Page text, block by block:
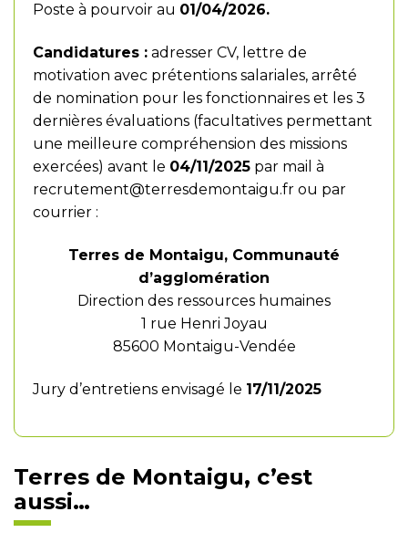
Poste à pourvoir au 01/04/2026.
Candidatures : adresser CV, lettre de
motivation avec prétentions salariales, arrêté
de nomination pour les fonctionnaires et les 3
dernières évaluations (facultatives permettant
une meilleure compréhension des missions
exercées) avant le 04/11/2025 par mail à
recrutement@terresdemontaigu.fr ou par
courrier :
Terres de Montaigu, Communauté
d’agglomération
Direction des ressources humaines
1 rue Henri Joyau
85600 Montaigu-Vendée
Jury d’entretiens envisagé le 17/11/2025
Terres de Montaigu, c’est
aussi…